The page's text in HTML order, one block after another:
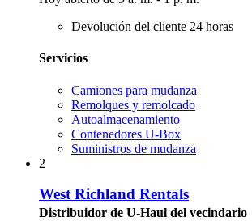
Devolución del cliente 24 horas
Servicios
Camiones para mudanza
Remolques y remolcado
Autoalmacenamiento
Contenedores U-Box
Suministros de mudanza
2
West Richland Rentals
Distribuidor de U-Haul del vecindario